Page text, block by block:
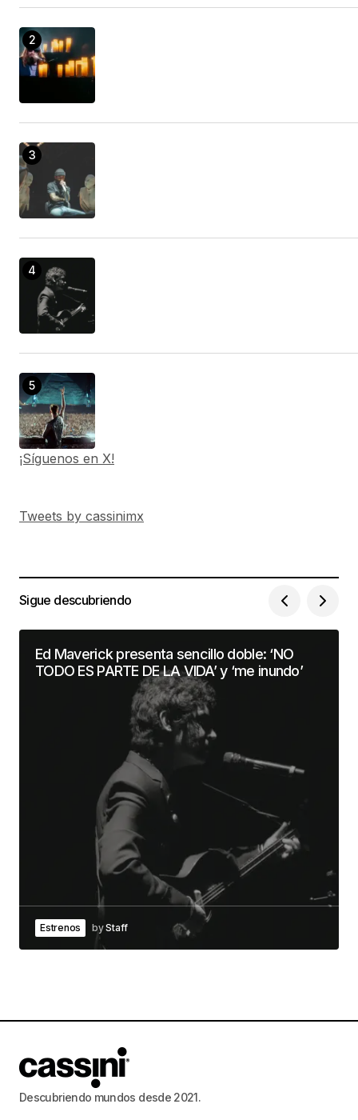
¡Síguenos en X!
Tweets by cassinimx
Sigue descubriendo
Ed Maverick presenta sencillo doble: ‘NO
TODO ES PARTE DE LA VIDA’ y ‘me inundo’
Estrenos byStaff
Descubriendo mundos desde 2021.